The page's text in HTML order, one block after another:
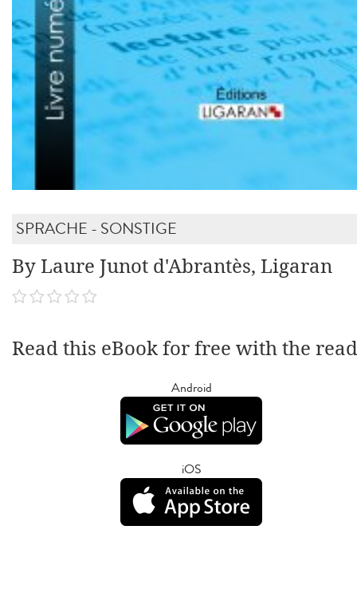
SPRACHE - SONSTIGE
By Laure Junot d'Abrantès, Ligaran
Read this eBook for free with the
Android
iOS